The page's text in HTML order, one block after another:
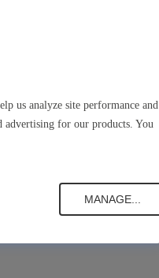
us analyze site performance and
advertising for our products. You
MANAGE...